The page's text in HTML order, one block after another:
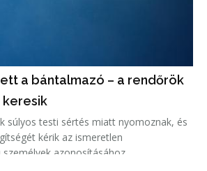
a bántalmazó – a rendőrök
keresik
súlyos testi sértés miatt nyomoznak, és
kérik az ismeretlen
azonosításához.